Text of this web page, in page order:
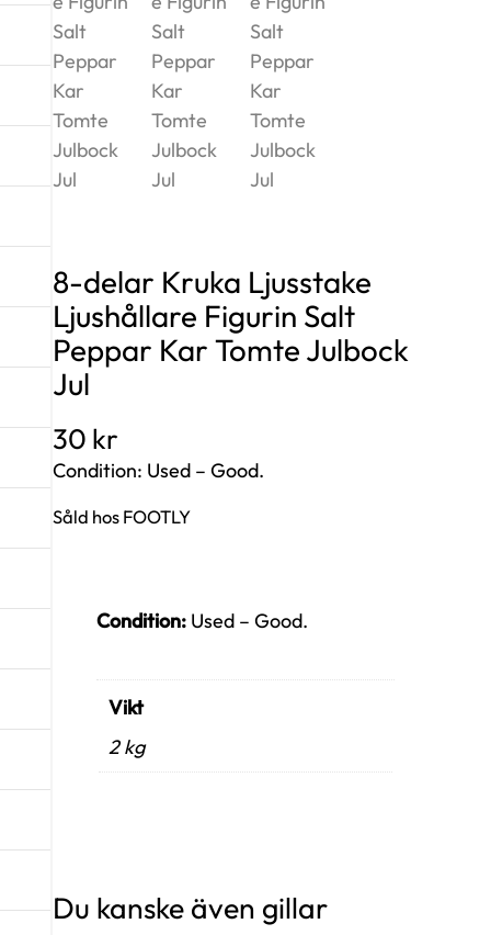
8-delar Kruka Ljusstake
Ljushållare Figurin Salt
Peppar Kar Tomte Julbock
Jul
30 kr
Condition: Used – Good.
Såld hos FOOTLY
Condition: Used – Good.
Vikt
2 kg
Du kanske även gillar